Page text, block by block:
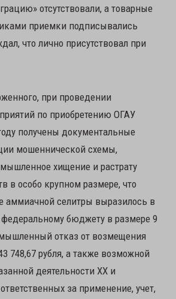
отсутствовали, а товарные
приемки подписывались
что лично присутствовал при
при проведении
по приобретению ОГАУ
получены документальные
мошеннической схемы,
хищение и растрату
в особо крупном размере, что
аммиачной селитры выразилось в
бюджету в размере 9
отказ от возмещения
748,67 рубля, а также возможной
деятельности ХХ и
за применение, учет,